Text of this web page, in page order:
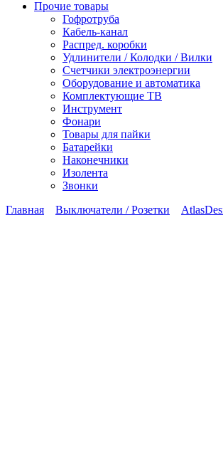
Прочие товары
Гофротруба
Кабель-канал
Распред. коробки
Удлинители / Колодки / Вилки
Счетчики электроэнергии
Оборудование и автоматика
Комплектующие ТВ
Инструмент
Фонари
Товары для пайки
Батарейки
Наконечники
Изолента
Звонки
Главная
Выключатели / Розетки